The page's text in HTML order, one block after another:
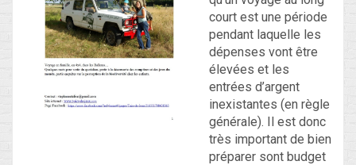
Blog
court est une période
pendant laquelle les
dépenses vont être
élevées et les
entrées d’argent
inexistantes (en règle
générale). Il est donc
très important de bien
préparer sont budget